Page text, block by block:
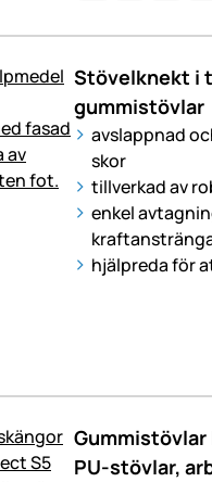
Stövelknekt i
gummistövlar
avslappnad
skor
tillverkad av
enkel
hjälpreda för
PU-stövlar,